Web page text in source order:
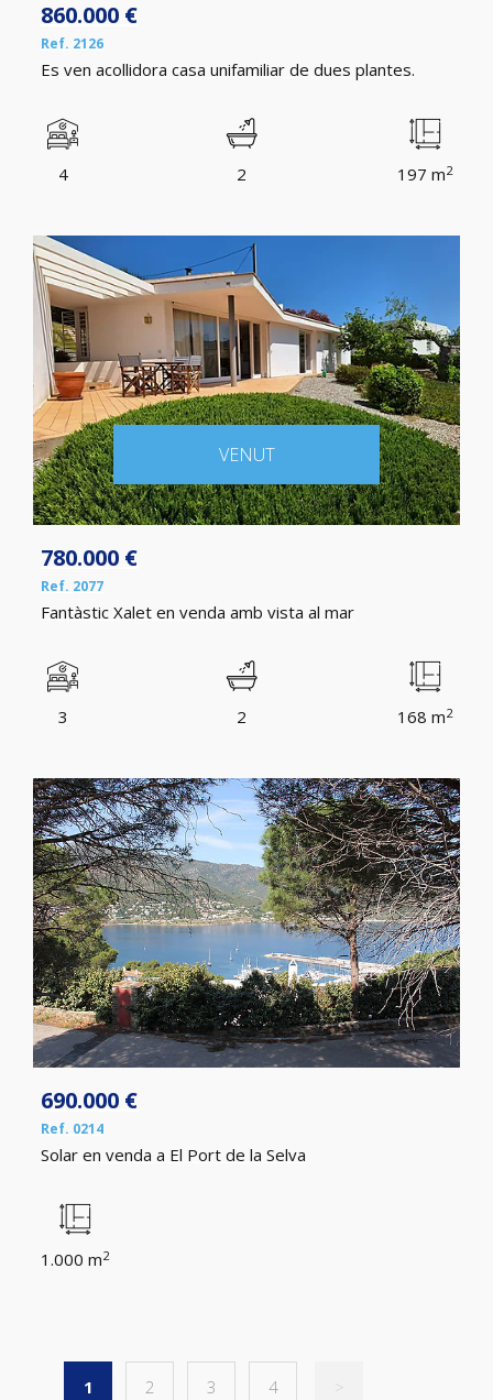
860.000 €
Ref. 2126
Es ven acollidora casa unifamiliar de dues plantes.
4 2 197 m2
VENUT
780.000 €
Ref. 2077
Fantàstic Xalet en venda amb vista al mar
3 2 168 m2
690.000 €
Ref. 0214
Solar en venda a El Port de la Selva
1.000 m2
1 2 3 4 >